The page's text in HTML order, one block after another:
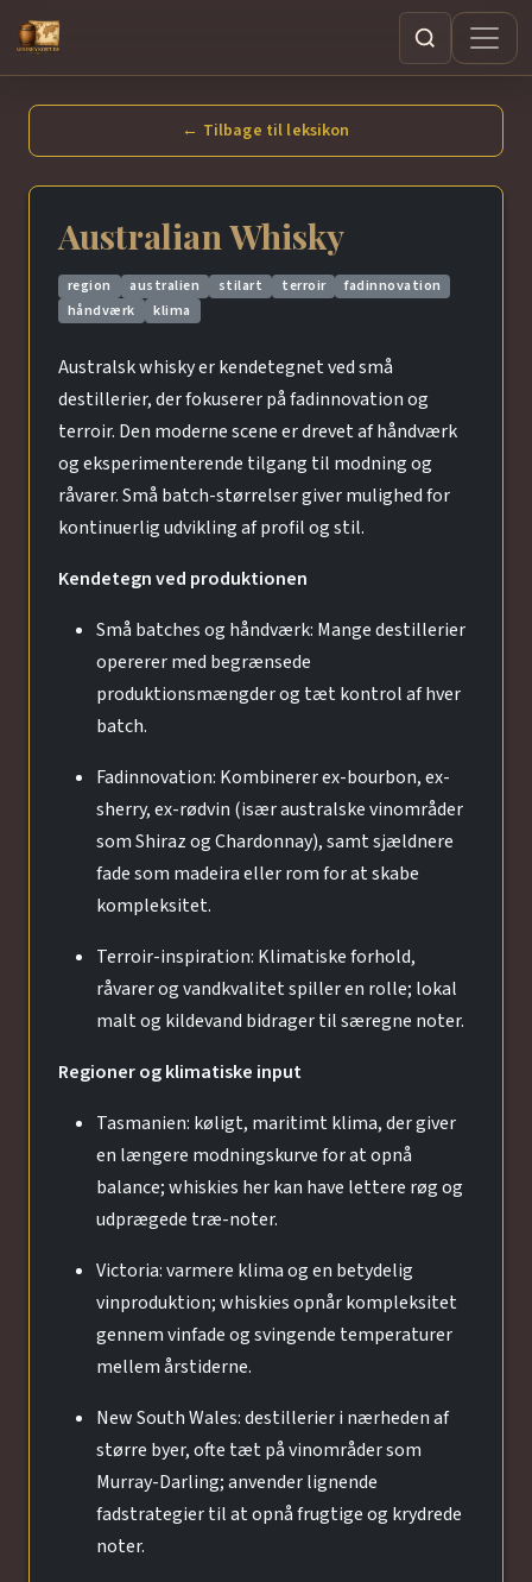
Søg
← Tilbage til leksikon
Australian Whisky
region australien stilart terroir
fadinnovation
håndværk
klima
Australsk whisky er kendetegnet ved små
destillerier, der fokuserer på fadinnovation og
terroir. Den moderne scene er drevet af håndværk
og eksperimenterende tilgang til modning og
råvarer. Små batch-størrelser giver mulighed for
kontinuerlig udvikling af profil og stil.
Kendetegn ved produktionen
Små batches og håndværk: Mange destillerier
opererer med begrænsede
produktionsmængder og tæt kontrol af hver
batch.
Fadinnovation: Kombinerer ex-bourbon, ex-
sherry, ex-rødvin (især australske vinområder
som Shiraz og Chardonnay), samt sjældnere
fade som madeira eller rom for at skabe
kompleksitet.
Terroir-inspiration: Klimatiske forhold,
råvarer og vandkvalitet spiller en rolle; lokal
malt og kildevand bidrager til særegne noter.
Regioner og klimatiske input
Tasmanien: køligt, maritimt klima, der giver
en længere modningskurve for at opnå
balance; whiskies her kan have lettere røg og
udprægede træ-noter.
Victoria: varmere klima og en betydelig
vinproduktion; whiskies opnår kompleksitet
gennem vinfade og svingende temperaturer
mellem årstiderne.
New South Wales: destillerier i nærheden af
større byer, ofte tæt på vinområder som
Murray-Darling; anvender lignende
fadstrategier til at opnå frugtige og krydrede
noter.